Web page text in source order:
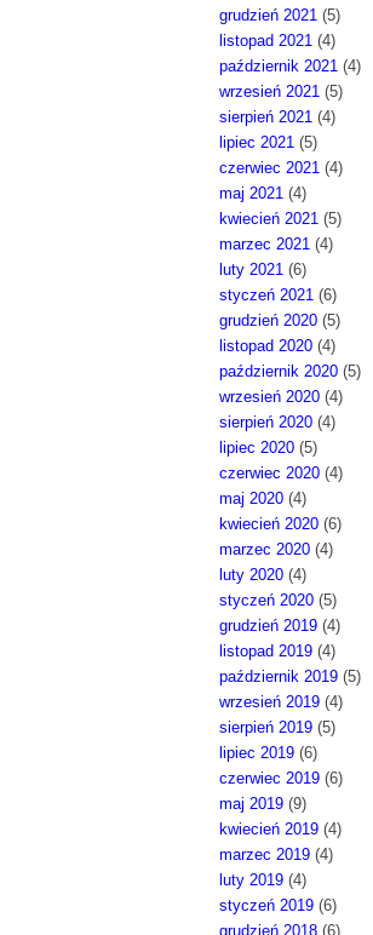
grudzień 2021 (5)
listopad 2021 (4)
październik 2021 (4)
wrzesień 2021 (5)
sierpień 2021 (4)
lipiec 2021 (5)
czerwiec 2021 (4)
maj 2021 (4)
kwiecień 2021 (5)
marzec 2021 (4)
luty 2021 (6)
styczeń 2021 (6)
grudzień 2020 (5)
listopad 2020 (4)
październik 2020 (5)
wrzesień 2020 (4)
sierpień 2020 (4)
lipiec 2020 (5)
czerwiec 2020 (4)
maj 2020 (4)
kwiecień 2020 (6)
marzec 2020 (4)
luty 2020 (4)
styczeń 2020 (5)
grudzień 2019 (4)
listopad 2019 (4)
październik 2019 (5)
wrzesień 2019 (4)
sierpień 2019 (5)
lipiec 2019 (6)
czerwiec 2019 (6)
maj 2019 (9)
kwiecień 2019 (4)
marzec 2019 (4)
luty 2019 (4)
styczeń 2019 (6)
grudzień 2018 (6)